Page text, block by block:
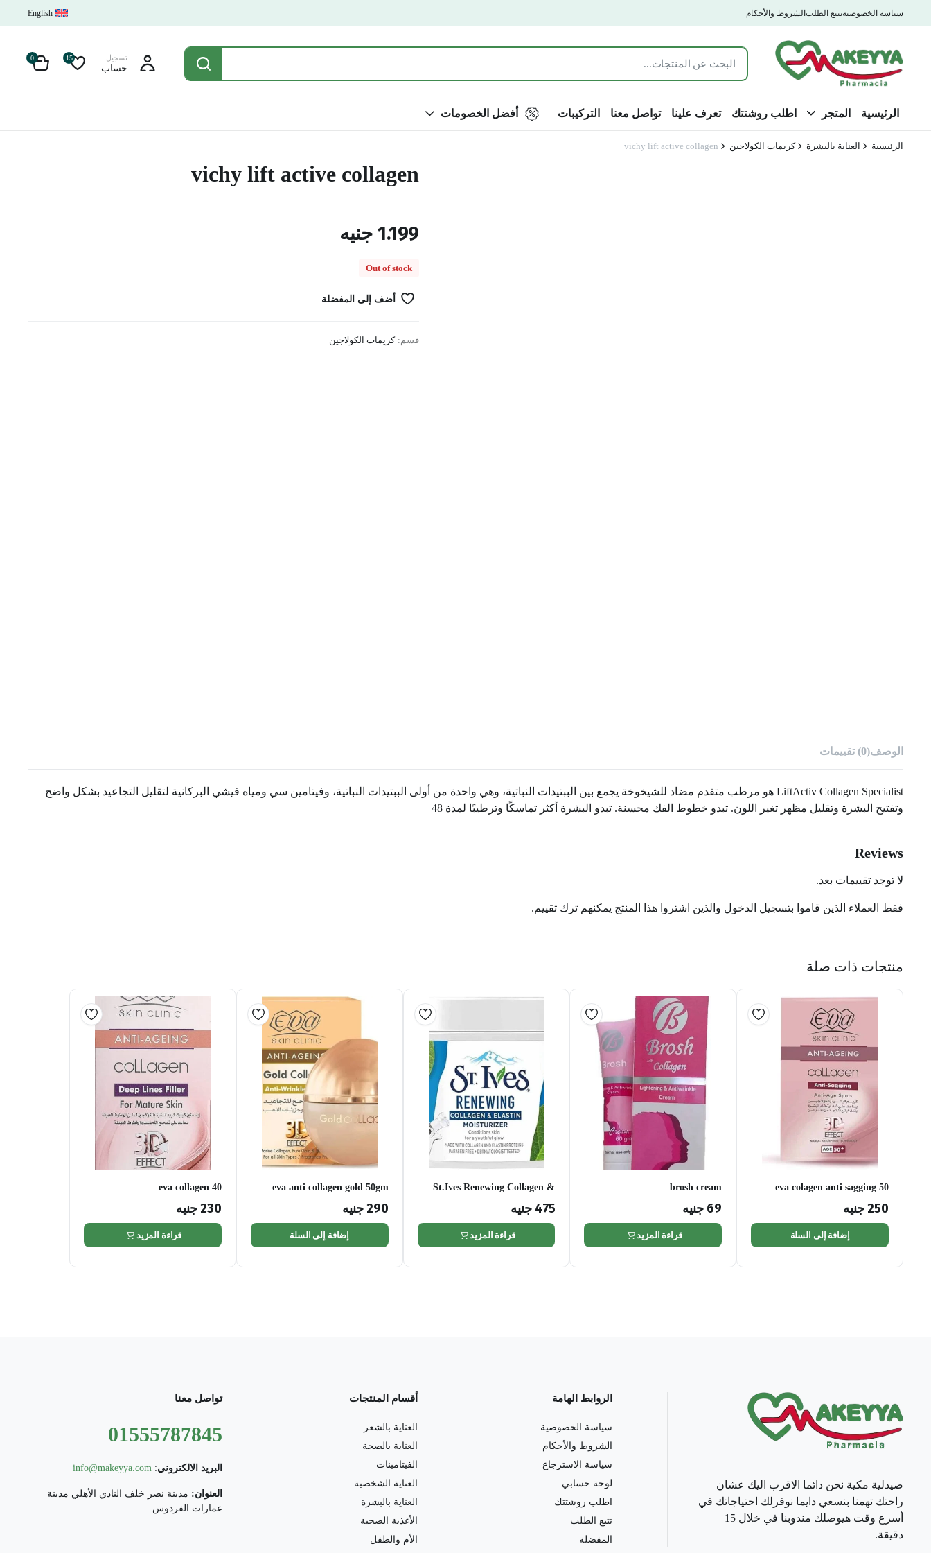
سياسة الخصوصيةتتبع الطلب الشروط والأحكام English
تسجيل
حساب
15
0
الرئيسية المتجر اطلب روشتتك تعرف علينا تواصل معنا التركيبات أفضل الخصومات
الرئيسية العناية بالبشرة كريمات الكولاجين vichy lift active collagen
vichy lift active collagen
1.199 جنيه
Out of stock
أضف إلى المفضلة
قسم: كريمات الكولاجين
الوصف(0) تقييمات
LiftActiv Collagen Specialist هو مرطب متقدم مضاد للشيخوخة يجمع بين الببتيدات النباتية، وهي واحدة من أولى الببتيدات النباتية، وفيتامين سي ومياه فيشي البركانية لتقليل التجاعيد بشكل واضح
وتفتيح البشرة وتقليل مظهر تغير اللون. تبدو خطوط الفك محسنة. تبدو البشرة أكثر تماسكًا وترطيبًا لمدة 48
Reviews
لا توجد تقييمات بعد.
فقط العملاء الذين قاموا بتسجيل الدخول والذين اشتروا هذا المنتج يمكنهم ترك تقييم.
منتجات ذات صلة
eva colagen anti sagging 50
250 جنيه
إضافة إلى السلة
brosh cream
69 جنيه
قراءة المزيد
St.Ives Renewing Collagen &
475 جنيه
قراءة المزيد
eva anti collagen gold 50gm
290 جنيه
إضافة إلى السلة
eva collagen 40
230 جنيه
قراءة المزيد
صيدلية مكية نحن دائما الاقرب اليك عشان
راحتك تهمنا بنسعي دايما نوفرلك احتياجاتك في
أسرع وقت هيوصلك مندوبنا في خلال 15
دقيقة.
الروابط الهامة
سياسة الخصوصية
الشروط والأحكام
سياسة الاسترجاع
لوحة حسابي
اطلب روشتتك
تتبع الطلب
المفضلة
أقسام المنتجات
العناية بالشعر
العناية بالصحة
الفيتامينات
العناية الشخصية
العناية بالبشرة
الأغذية الصحية
الأم والطفل
تواصل معنا
01555787845
البريد الالكتروني:
info@makeyya.com
العنوان: مدينة نصر خلف النادي الأهلي مدينة
عمارات الفردوس